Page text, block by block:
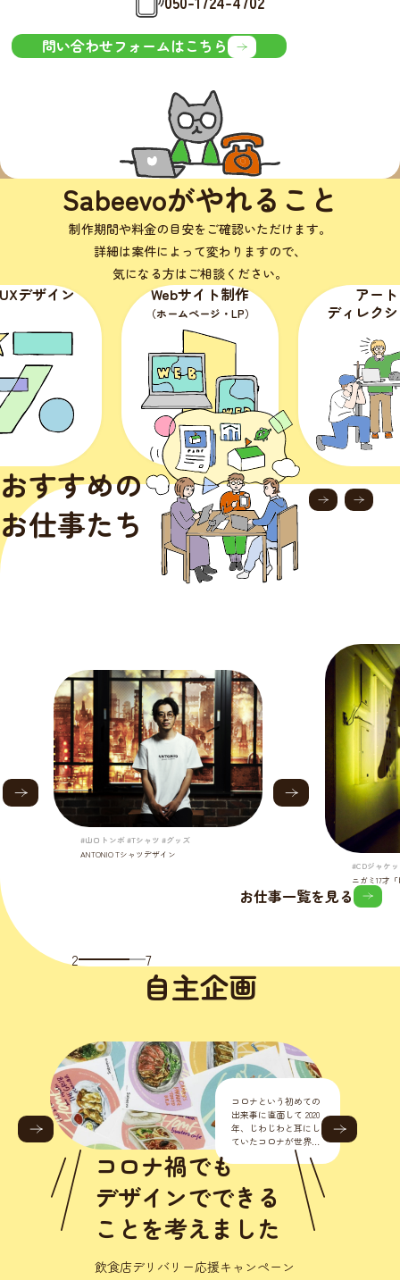
問い合わせフォームはこちら
Sabeevoがやれること
制作期間や料金の目安をご確認いただけます。
詳細は案件によって変わりますので、
気になる方はご相談ください。
Webサイト制作
（ホームページ・LP）
ディレクション
おすすめの
お仕事たち
#山口トンボ #Tシャツ #グッズ
ANTONIO Tシャツデザイン
#CDジャケ
ニガミ17才
2 7
お仕事一覧を見る
自主企画
コロナという初めての
出来事に直面して 2020
年、じわじわと耳にし
ていたコロナが世界的
に流行り始めました。
正直こんな様々なとこ
ろに影響が出るなんて
思いもし
でも
でできる
えました
ー応援キャンペーン